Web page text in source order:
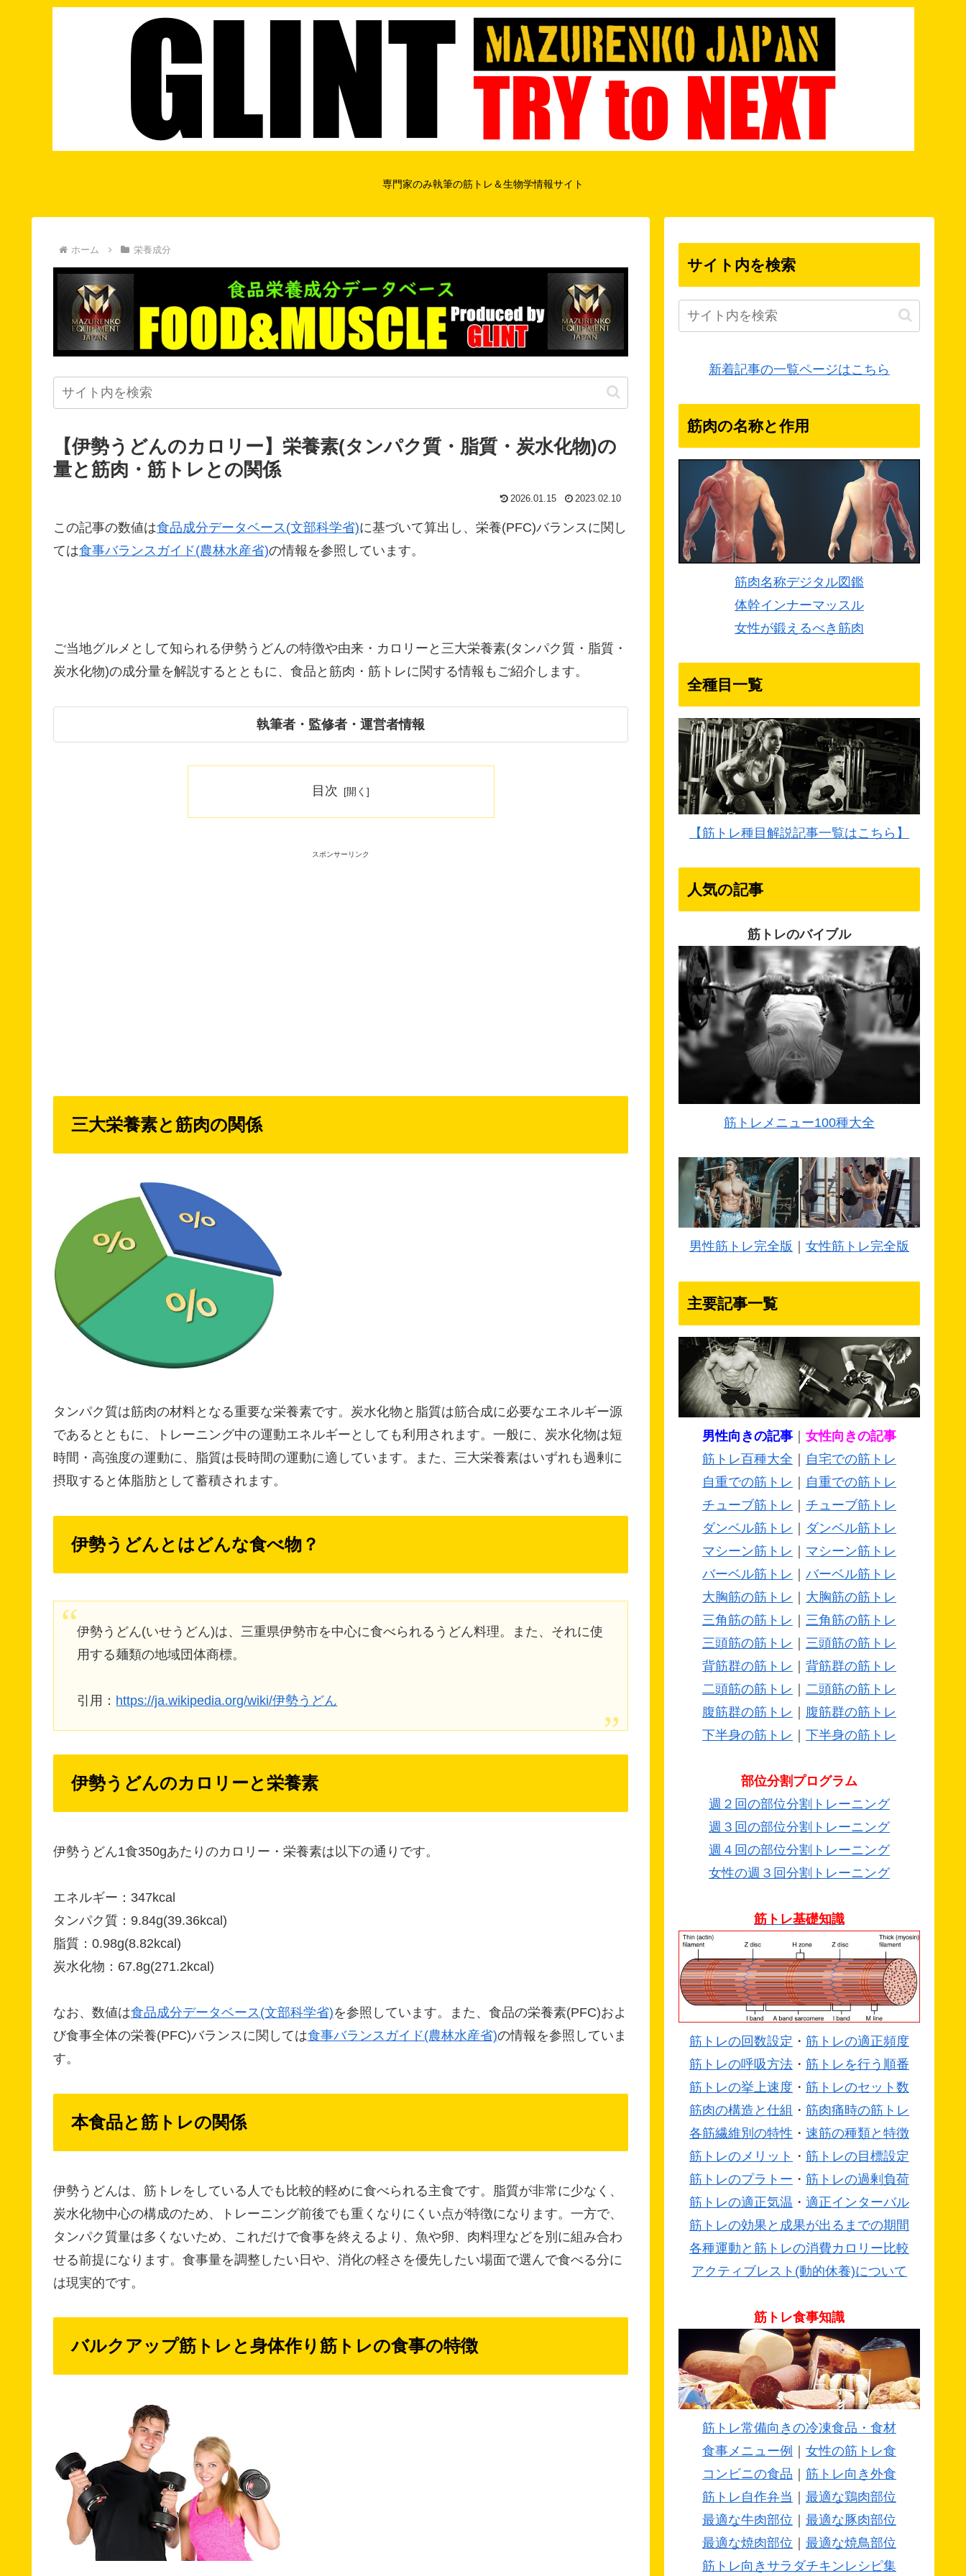
専門家のみ執筆の筋トレ＆生物学情報サイト
ホーム 栄養成分
【伊勢うどんのカロリー】栄養素(タンパク質・脂質・炭水化物)の
量と筋肉・筋トレとの関係
2026.01.15 2023.02.10
この記事の数値は食品成分データベース(文部科学省)に基づいて算出し、栄養(PFC)バランスに関し
ては食事バランスガイド(農林水産省)の情報を参照しています。
ご当地グルメとして知られる伊勢うどんの特徴や由来・カロリーと三大栄養素(タンパク質・脂質・
炭水化物)の成分量を解説するとともに、食品と筋肉・筋トレに関する情報もご紹介します。
執筆者・監修者・運営者情報
目次
スポンサーリンク
三大栄養素と筋肉の関係
タンパク質は筋肉の材料となる重要な栄養素です。炭水化物と脂質は筋合成に必要なエネルギー源
であるとともに、トレーニング中の運動エネルギーとしても利用されます。一般に、炭水化物は短
時間・高強度の運動に、脂質は長時間の運動に適しています。また、三大栄養素はいずれも過剰に
摂取すると体脂肪として蓄積されます。
伊勢うどんとはどんな食べ物？
伊勢うどん(いせうどん)は、三重県伊勢市を中心に食べられるうどん料理。また、それに使
用する麺類の地域団体商標。
引用： https://ja.wikipedia.org/wiki/伊勢うどん
伊勢うどんのカロリーと栄養素
伊勢うどん1食350gあたりのカロリー・栄養素は以下の通りです。
エネルギー：347kcal
タンパク質：9.84g(39.36kcal)
脂質：0.98g(8.82kcal)
炭水化物：67.8g(271.2kcal)
なお、数値は食品成分データベース(文部科学省)を参照しています。また、食品の栄養素(PFC)およ
び食事全体の栄養(PFC)バランスに関しては食事バランスガイド(農林水産省)の情報を参照していま
す。
本食品と筋トレの関係
伊勢うどんは、筋トレをしている人でも比較的軽めに食べられる主食です。脂質が非常に少なく、
炭水化物中心の構成のため、トレーニング前後でも重くなりにくい点が特徴になります。一方で、
タンパク質量は多くないため、これだけで食事を終えるより、魚や卵、肉料理などを別に組み合わ
せる前提になります。食事量を調整したい日や、消化の軽さを優先したい場面で選んで食べる分に
は現実的です。
バルクアップ筋トレと身体作り筋トレの食事の特徴
サイト内を検索
新着記事の一覧ページはこちら
筋肉の名称と作用
筋肉名称デジタル図鑑
体幹インナーマッスル
女性が鍛えるべき筋肉
全種目一覧
【筋トレ種目解説記事一覧はこちら】
人気の記事
筋トレのバイブル
筋トレメニュー100種大全
男性筋トレ完全版 女性筋トレ完全版
主要記事一覧
男性向きの記事 ｜ 女性向きの記事
筋トレ百種大全 ｜ 自宅での筋トレ
自重での筋トレ ｜ 自重での筋トレ
チューブ筋トレ ｜ チューブ筋トレ
ダンベル筋トレ ｜ ダンベル筋トレ
マシーン筋トレ ｜ マシーン筋トレ
バーベル筋トレ ｜ バーベル筋トレ
大胸筋の筋トレ ｜ 大胸筋の筋トレ
三角筋の筋トレ ｜ 三角筋の筋トレ
三頭筋の筋トレ ｜ 三頭筋の筋トレ
背筋群の筋トレ ｜ 背筋群の筋トレ
二頭筋の筋トレ ｜ 二頭筋の筋トレ
腹筋群の筋トレ ｜ 腹筋群の筋トレ
下半身の筋トレ ｜ 下半身の筋トレ
部位分割プログラム
週２回の部位分割トレーニング
週３回の部位分割トレーニング
週４回の部位分割トレーニング
女性の週３回分割トレーニング
筋トレ基礎知識
筋トレの回数設定 ・ 筋トレの適正頻度
筋トレの呼吸方法 ・ 筋トレを行う順番
筋トレの挙上速度 ・ 筋トレのセット数
筋肉の構造と仕組 ・ 筋肉痛時の筋トレ
各筋繊維別の特性 ・ 速筋の種類と特徴
筋トレのメリット ・ 筋トレの目標設定
筋トレのプラトー ・ 筋トレの過剰負荷
筋トレの適正気温 ・ 適正インターバル
筋トレの効果と成果が出るまでの期間
各種運動と筋トレの消費カロリー比較
アクティブレスト(動的休養)について
筋トレ食事知識
筋トレ常備向きの冷凍食品・食材
食事メニュー例
女性の筋トレ食
コンビニの食品
筋トレ向き外食
筋トレ自作弁当
最適な鶏肉部位
最適な牛肉部位
最適な豚肉部位
最適な焼肉部位
最適な焼鳥部位
筋トレ向きサラダチキンレシピ集